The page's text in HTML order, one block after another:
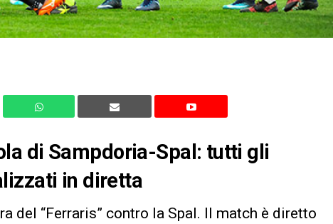
di Sampdoria-Spal: tutti gli
in diretta
del “Ferraris” contro la Spal. Il match è diretto